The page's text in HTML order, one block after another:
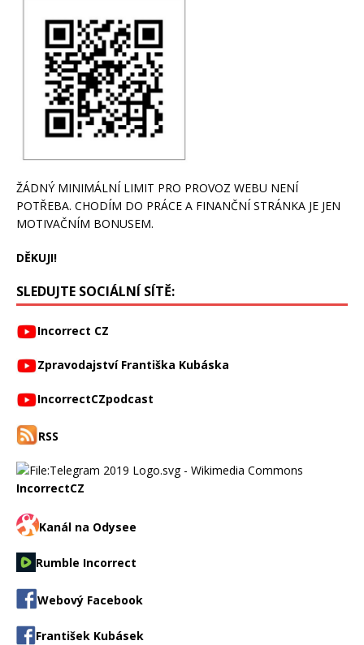
ŽÁDNÝ MINIMÁLNÍ LIMIT PRO PROVOZ WEBU NENÍ
POTŘEBA. CHODÍM DO PRÁCE A FINANČNÍ STRÁNKA JE JEN
MOTIVAČNÍM BONUSEM.
DĚKUJI!
SLEDUJTE SOCIÁLNÍ SÍTĚ:
Incorrect CZ
Zpravodajství Františka Kubáska
IncorrectCZpodcast
RSS
IncorrectCZ
Kanál na Odysee
Rumble Incorrect
Webový Facebook
František Kubásek